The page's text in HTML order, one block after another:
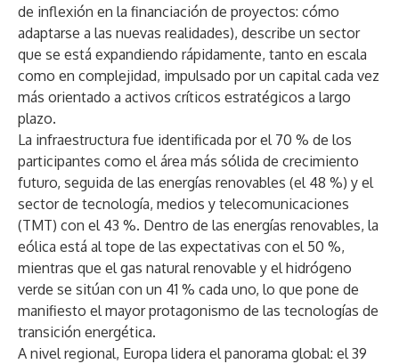
de inflexión en la financiación de proyectos: cómo
adaptarse a las nuevas realidades), describe un sector
que se está expandiendo rápidamente, tanto en escala
como en complejidad, impulsado por un capital cada vez
más orientado a activos críticos estratégicos a largo
plazo.
La infraestructura fue identificada por el 70 % de los
participantes como el área más sólida de crecimiento
futuro, seguida de las energías renovables (el 48 %) y el
sector de tecnología, medios y telecomunicaciones
(TMT) con el 43 %. Dentro de las energías renovables, la
eólica está al tope de las expectativas con el 50 %,
mientras que el gas natural renovable y el hidrógeno
verde se sitúan con un 41 % cada uno, lo que pone de
manifiesto el mayor protagonismo de las tecnologías de
transición energética.
A nivel regional, Europa lidera el panorama global: el 39